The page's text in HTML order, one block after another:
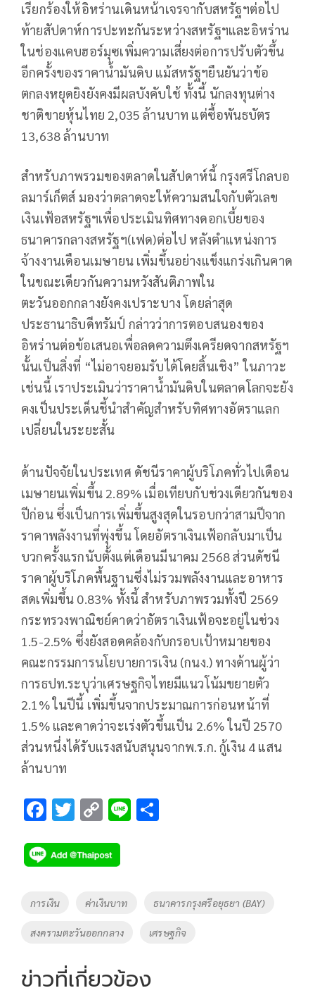
เรียกร้องให้อิหร่านเดินหน้าเจรจากับสหรัฐฯต่อไป
ท้ายสัปดาห์การปะทะกันระหว่างสหรัฐฯและอิหร่าน
ในช่องแคบฮอร์มุซเพิ่มความเสี่ยงต่อการปรับตัวขึ้น
อีกครั้งของราคาน้ำมันดิบ แม้สหรัฐฯยืนยันว่าข้อ
ตกลงหยุดยิงยังคงมีผลบังคับใช้ ทั้งนี้ นักลงทุนต่าง
ชาติขายหุ้นไทย 2,035 ล้านบาท แต่ซื้อพันธบัตร
13,638 ล้านบาท
สำหรับภาพรวมของตลาดในสัปดาห์นี้ กรุงศรีโกลบอ
ลมาร์เก็ตส์ มองว่าตลาดจะให้ความสนใจกับตัวเลข
เงินเฟ้อสหรัฐฯเพื่อประเมินทิศทางดอกเบี้ยของ
ธนาคารกลางสหรัฐฯ(เฟด)ต่อไป หลังตำแหน่งการ
จ้างงานเดือนเมษายน เพิ่มขึ้นอย่างแข็งแกร่งเกินคาด
ในขณะเดียวกันความหวังสันติภาพใน
ตะวันออกกลางยังคงเปราะบาง โดยล่าสุด
ประธานาธิบดีทรัมป์ กล่าวว่าการตอบสนองของ
อิหร่านต่อข้อเสนอเพื่อลดความตึงเครียดจากสหรัฐฯ
นั้นเป็นสิ่งที่ “ไม่อาจยอมรับได้โดยสิ้นเชิง” ในภาวะ
เช่นนี้ เราประเมินว่าราคาน้ำมันดิบในตลาดโลกจะยัง
คงเป็นประเด็นชี้นำสำคัญสำหรับทิศทางอัตราแลก
เปลี่ยนในระยะสั้น
ด้านปัจจัยในประเทศ ดัชนีราคาผู้บริโภคทั่วไปเดือน
เมษายนเพิ่มขึ้น 2.89% เมื่อเทียบกับช่วงเดียวกันของ
ปีก่อน ซึ่งเป็นการเพิ่มขึ้นสูงสุดในรอบกว่าสามปีจาก
ราคาพลังงานที่พุ่งขึ้น โดยอัตราเงินเฟ้อกลับมาเป็น
บวกครั้งแรกนับตั้งแต่เดือนมีนาคม 2568 ส่วนดัชนี
ราคาผู้บริโภคพื้นฐานซึ่งไม่รวมพลังงานและอาหาร
สดเพิ่มขึ้น 0.83% ทั้งนี้ สำหรับภาพรวมทั้งปี 2569
กระทรวงพาณิชย์คาดว่าอัตราเงินเฟ้อจะอยู่ในช่วง
1.5-2.5% ซึ่งยังสอดคล้องกับกรอบเป้าหมายของ
คณะกรรมการนโยบายการเงิน (กนง.) ทางด้านผู้ว่า
การธปท.ระบุว่าเศรษฐกิจไทยมีแนวโน้มขยายตัว
2.1% ในปีนี้ เพิ่มขึ้นจากประมาณการก่อนหน้าที่
1.5% และคาดว่าจะเร่งตัวขึ้นเป็น 2.6% ในปี 2570
ส่วนหนึ่งได้รับแรงสนับสนุนจากพ.ร.ก. กู้เงิน 4 แสน
ล้านบาท
F
e
b
o
k
T
tt
er
C
p
y
Li
k
Li
Tags
การเงิน ค่าเงินบาท ธนาคารกรุงศรีอยุธยา (BAY)
สงครามตะวันออกกลาง เศรษฐกิจ
ข่าวที่เกี่ยวข้อง